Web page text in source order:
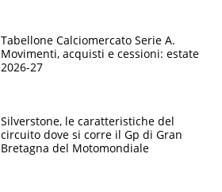
Tabellone Calciomercato Serie A.
Movimenti, acquisti e cessioni: estate
2026-27
Silverstone, le caratteristiche del
circuito dove si corre il Gp di Gran
Bretagna del Motomondiale